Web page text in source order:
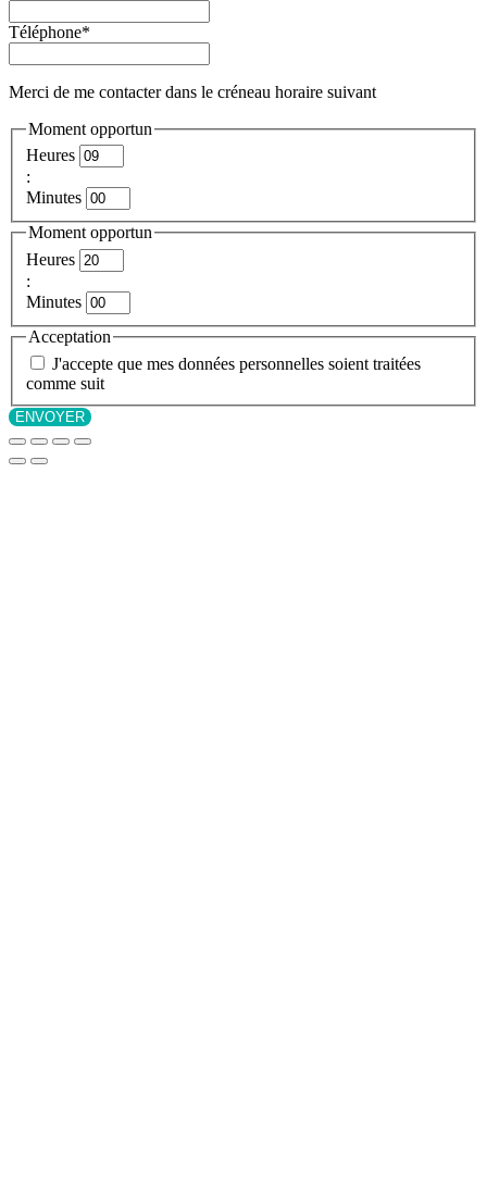
Téléphone*
Merci de me contacter dans le créneau horaire suivant
Moment opportun
Heures
:
Minutes
Moment opportun
Heures
:
Minutes
Acceptation
J'accepte que mes données personnelles soient traitées
comme suit